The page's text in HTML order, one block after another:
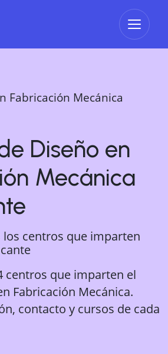
Abrir
Fabricación Mecánica
Diseño en
Mecánica
los centros que imparten
centros que imparten el
Fabricación Mecánica.
contacto y cursos de cada